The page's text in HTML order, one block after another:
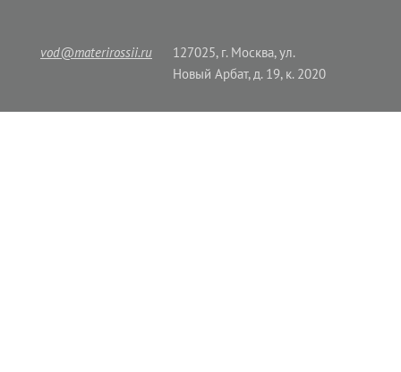
vod@materirossii.ru
127025, г. Москва, ул.
Новый Арбат, д. 19, к. 2020